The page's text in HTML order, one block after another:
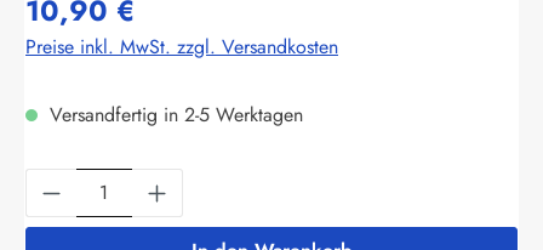
10,90 €
Preise inkl. MwSt. zzgl. Versandkosten
Versandfertig in 2-5 Werktagen
Produkt Anzahl: Gib den gewünschten